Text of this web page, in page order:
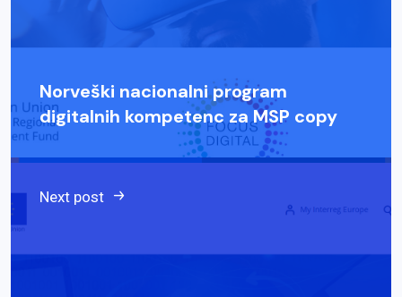
Norveški nacionalni program
digitalnih kompetenc za MSP copy
Next post